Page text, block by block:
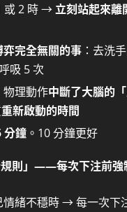
或 2 時 →立刻站起來離
弈完全無關的事 ：去洗
吸 5 次
物理動作中斷了大腦的「
重新啟動的時間
分鐘 。10 分鐘更好
規則」——每次下注前強
情緒不穩時 → 每一次下